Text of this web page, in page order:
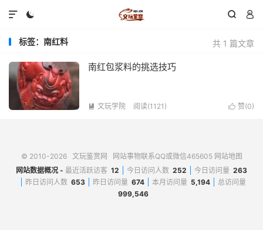
  

共 1 篇文章
标签：南红料
南红包浆料的挑选技巧
 赞(0)
 文玩学院 阅读(1121)
© 2010-2026 文玩鉴赏网 网站事物联系QQ或微信465605 网站地图
网站数据概况 - 最近活跃访客 12 今日访问人数 252 今日访问量 263
昨日访问人数 653 昨日访问量 674 本月访问量 5,194
总访问量
999,546